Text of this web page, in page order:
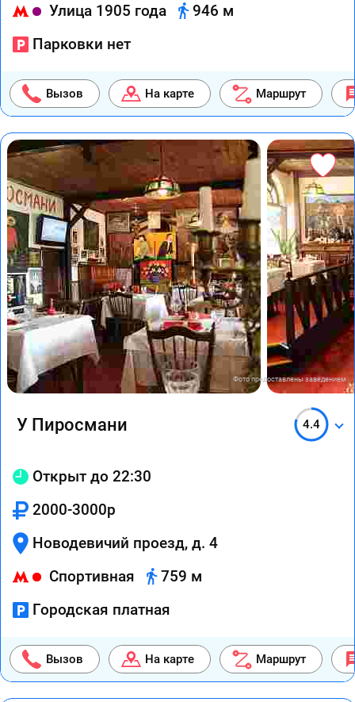
Улица 1905 года
946 м
Парковки нет
Вызов На карте Маршрут
Фото предоставлены заведением
У Пиросмани 4.4
Открыт до 22:30
2000-3000р
Новодевичий проезд, д. 4
Спортивная
759 м
Городская платная
Вызов На карте Маршрут